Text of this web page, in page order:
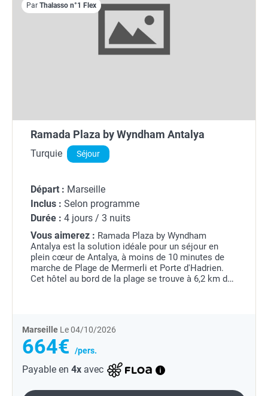
Par Thalasso n°1 Flex
Ramada Plaza by Wyndham Antalya
Turquie Séjour
Départ : Marseille
Inclus : Selon programme
Durée : 4 jours / 3 nuits
Vous aimerez : Ramada Plaza by Wyndham
Antalya est la solution idéale pour un séjour en
plein cœur de Antalya, à moins de 10 minutes de
marche de Plage de Mermerli et Porte d'Hadrien.
Cet hôtel au bord de la plage se trouve à 6,2 km de
Marseille Le 04/10/2026
664€ /pers.
Payable en 4x avec